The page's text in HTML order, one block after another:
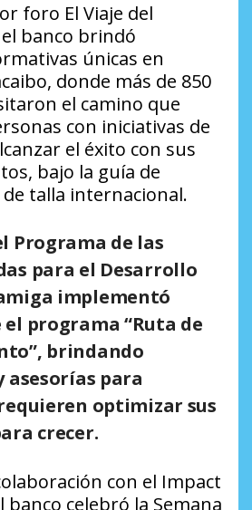
foro El Viaje del
banco brindó
únicas en
donde más de 850
el camino que
con iniciativas de
el éxito con sus
bajo la guía de
talla internacional.
Programa de las
para el Desarrollo
implementó
programa “Ruta de
brindando
asesorías para
optimizar sus
crecer.
con el Impact
banco celebró la Semana